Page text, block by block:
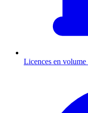
Licences en volume